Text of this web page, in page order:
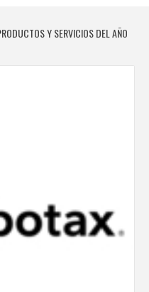
Y SERVICIOS DEL AÑO